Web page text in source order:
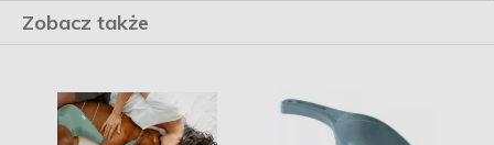
Zobacz także